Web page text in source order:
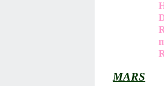
Rando
marcher
Rendez-
MARS